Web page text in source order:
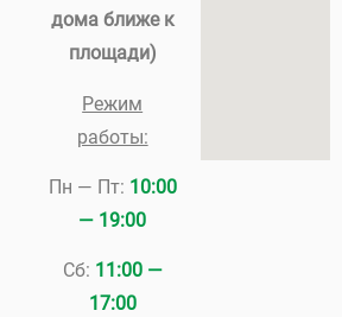
дома ближе к
площади)
Режим
работы:
Пн — Пт: 10:00
— 19:00
Сб: 11:00 —
17:00